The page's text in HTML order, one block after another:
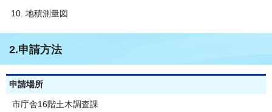
地積測量図
2.申請方法
申請場所
市庁舎16階土木調査課